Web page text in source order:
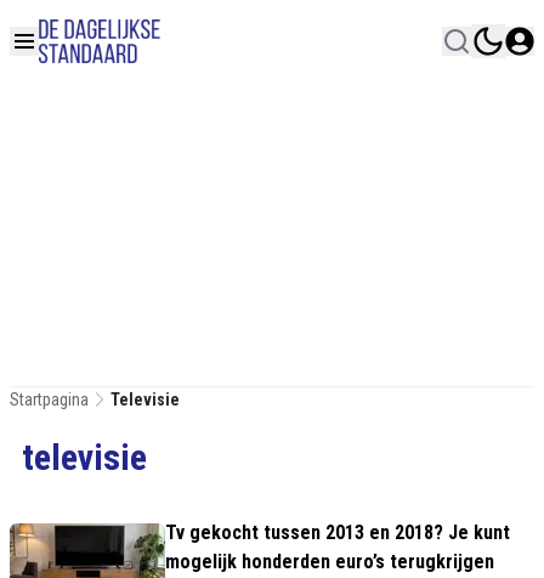
Startpagina Televisie
televisie
Tv gekocht tussen 2013 en 2018? Je kunt
mogelijk honderden euro’s terugkrijgen